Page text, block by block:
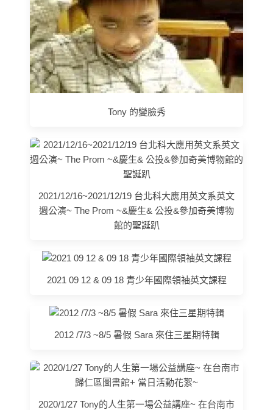
Tony 的變臉秀
2021/12/16~2021/12/19 台北科大應用英文系英文
週公演~ The Prom ~&慶生& 公投&參加奇美博物
館的聖誕趴
2021 09 12 & 09 18 青少年國際領袖英文課程
2012 /7/3 ~8/5 暑假 Sara 來住三星期特輯
2020/1/27 Tony的人生第一場公益講座~ 在台南市